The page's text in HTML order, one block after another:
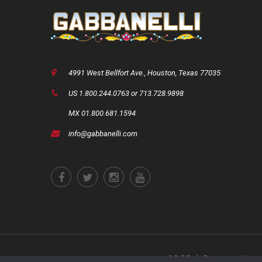
4991 West Bellfort Ave., Houston, Texas 77035
US 1.800.244.0763 or 713.728.9898
MX 01.800.681.1594
info@gabbanelli.com
GDPR|Privacy